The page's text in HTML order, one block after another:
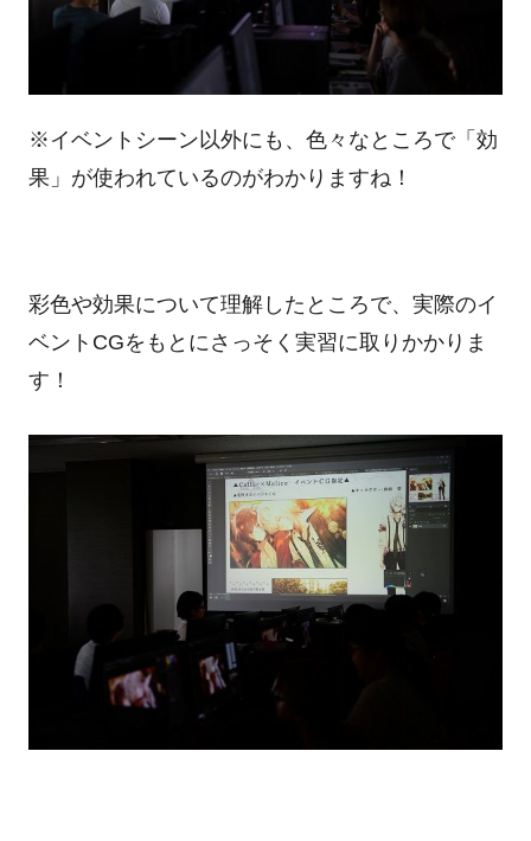
※イベントシーン以外にも、色々なところで「効
果」が使われているのがわかりますね！
彩色や効果について理解したところで、実際のイ
ベントCGをもとにさっそく実習に取りかかりま
す！